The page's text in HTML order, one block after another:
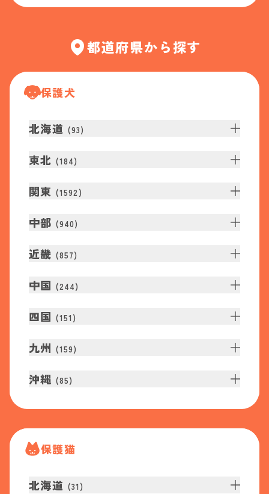
都道府県から探す
保護犬
北海道 (93)
東北 (184)
関東 (1592 )
中部 (940)
近畿 (857)
中国 (244)
四国 (151 )
九州 (159)
沖縄 (85)
保護猫
北海道 (31 )